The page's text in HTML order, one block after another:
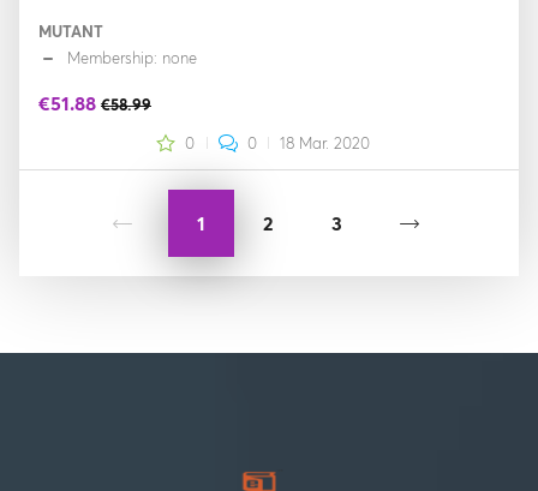
MUTANT
Membership: none
€51.88 €58.99
0 0 18 Mar. 2020
1 2 3